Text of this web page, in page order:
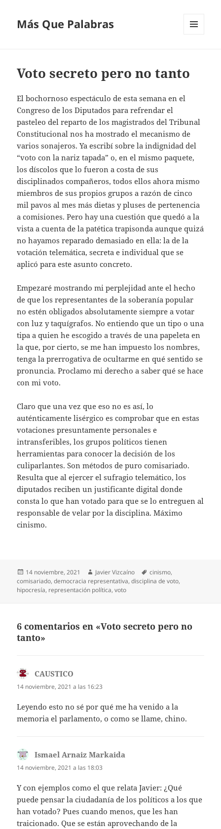
Más Que Palabras
Voto secreto pero no tanto
El bochornoso espectáculo de esta semana en el
Congreso de los Diputados para refrendar el
pasteleo del reparto de los magistrados del Tribunal
Constitucional nos ha mostrado el mecanismo de
varios sonajeros. Ya escribí sobre la indignidad del
“voto con la nariz tapada” o, en el mismo paquete,
los díscolos que lo fueron a costa de sus
disciplinados compañeros, todos ellos ahora mismo
miembros de sus propios grupos a razón de cinco
mil pavos al mes más dietas y pluses de pertenencia
a comisiones. Pero hay una cuestión que quedó a la
vista a cuenta de la patética trapisonda aunque quizá
no hayamos reparado demasiado en ella: la de la
votación telemática, secreta e individual que se
aplicó para este asunto concreto.
Empezaré mostrando mi perplejidad ante el hecho
de que los representantes de la soberanía popular
no estén obligados absolutamente siempre a votar
con luz y taquígrafos. No entiendo que un tipo o una
tipa a quien he escogido a través de una papeleta en
la que, por cierto, se me han impuesto los nombres,
tenga la prerrogativa de ocultarme en qué sentido se
pronuncia. Proclamo mi derecho a saber qué se hace
con mi voto.
Claro que una vez que eso no es así, lo
auténticamente lisérgico es comprobar que en estas
votaciones presuntamente personales e
intransferibles, los grupos políticos tienen
herramientas para conocer la decisión de los
culiparlantes. Son métodos de puro comisariado.
Resulta que al ejercer el sufragio telemático, los
diputados reciben un justificante digital donde
consta lo que han votado para que se lo entreguen al
responsable de velar por la disciplina. Máximo
cinismo.
Publicado
el
14 noviembre, 2021 Autor
Javier Vizcaíno Etiquetas
cinismo,
comisariado,democracia representativa,disciplina de voto,
hipocresía, representación política,voto
6 comentarios en «Voto secreto pero no
tanto»
CAUSTICO
14 noviembre, 2021 a las 16:23
Leyendo esto no sé por qué me ha venido a la
memoria el parlamento, o como se llame, chino.
Ismael Arnaiz Markaida
14 noviembre, 2021 a las 18:03
Y con ejemplos como el que relata Javier: ¿Qué
puede pensar la ciudadanía de los políticos a los que
han votado? Pues cuando menos, que les han
traicionado. Que se están aprovechando de la